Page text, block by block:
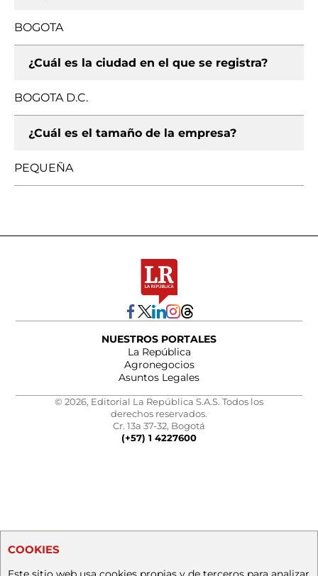
BOGOTA
¿Cuál es la ciudad en el que se registra?
BOGOTA D.C.
¿Cuál es el tamaño de la empresa?
PEQUEÑA
NUESTROS PORTALES
La República
Agronegocios
Asuntos Legales
© 2026, Editorial La República S.A.S. Todos los
derechos reservados.
Cr. 13a 37-32, Bogotá
(+57) 1 4227600
COOKIES